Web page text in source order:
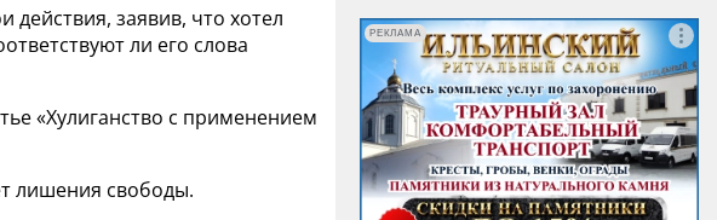
заявив, что хотел
ли его слова
«Хулиганство с применением
лишения свободы.
РЕКЛАМА